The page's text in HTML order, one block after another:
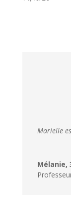
Marielle
Mélanie,